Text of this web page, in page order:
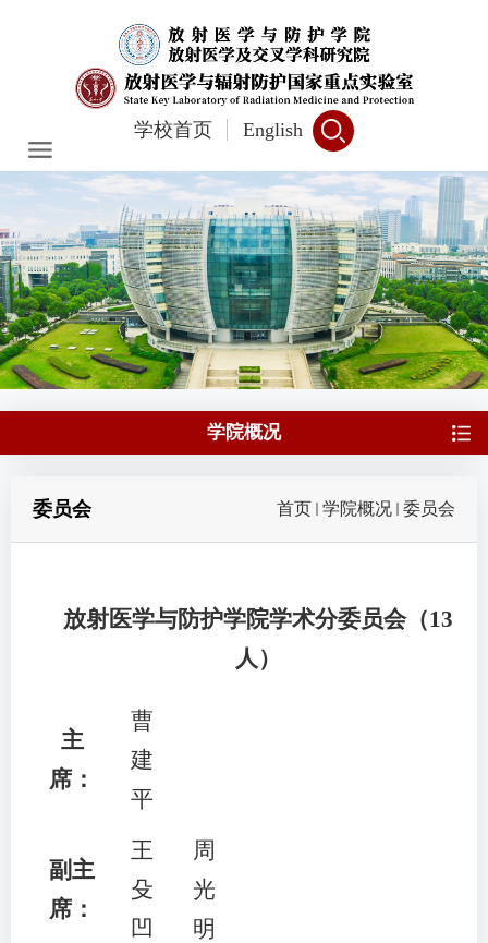
学校首页 English
学院概况
首页 学院概况 委员会
委员会
放射医学与防护学院学术分委员会（13
人）
主
席：
曹
建
平
副主
席：
王
殳
凹
周
光
明